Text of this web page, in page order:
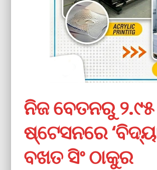
ନିଜ ବେତନରୁ
ଷ୍ଟେସନରେ
ବଖତ ସିଂ ଠାକୁର